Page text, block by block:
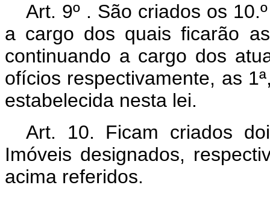
Art. 9º . São criados os
a cargo dos quais ficarão
continuando a cargo dos
ofícios respectivamente, as
estabelecida nesta lei.
Art. 10. Ficam criados
Imóveis designados,
acima referidos.